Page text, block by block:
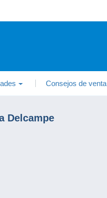
Consejos de venta
Delcampe